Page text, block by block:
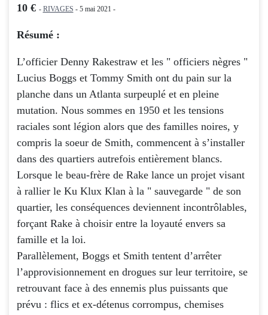
10 € - RIVAGES - 5 mai 2021 -
Résumé :
L’officier Denny Rakestraw et les " officiers nègres "
Lucius Boggs et Tommy Smith ont du pain sur la
planche dans un Atlanta surpeuplé et en pleine
mutation. Nous sommes en 1950 et les tensions
raciales sont légion alors que des familles noires, y
compris la soeur de Smith, commencent à s’installer
dans des quartiers autrefois entièrement blancs.
Lorsque le beau-frère de Rake lance un projet visant
à rallier le Ku Klux Klan à la " sauvegarde " de son
quartier, les conséquences deviennent incontrôlables,
forçant Rake à choisir entre la loyauté envers sa
famille et la loi.
Parallèlement, Boggs et Smith tentent d’arrêter
l’approvisionnement en drogues sur leur territoire, se
retrouvant face à des ennemis plus puissants que
prévu : flics et ex-détenus corrompus, chemises